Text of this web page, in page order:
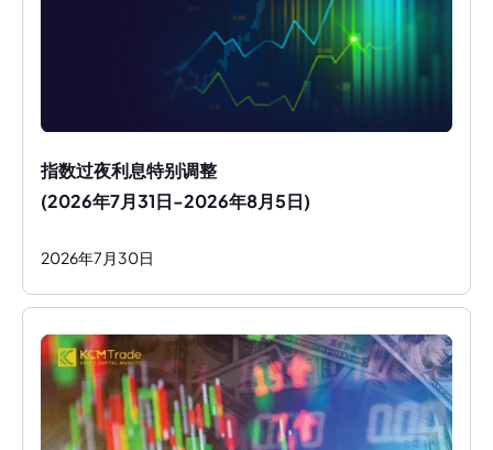
指数过夜利息特别调整
(2026年7月31日-2026年8月5日)
2026年7 月 30日